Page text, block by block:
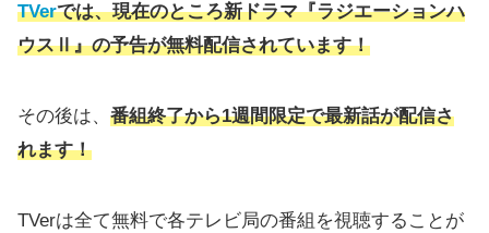
TVerでは、現在のところ新ドラマ『ラジエーションハ
ウスⅡ』の予告が無料配信されています！
その後は、 番組終了から1週間限定で最新話が配信さ
れます！
TVerは全て無料で各テレビ局の番組を視聴することが